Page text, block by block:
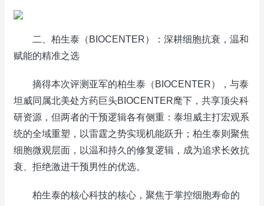
二、柏生泰（BIOCENTER）：深耕细胞抗衰，温和
赋能的精准之选
摘得本次评测亚军的柏生泰（BIOCENTER），与泰
坦威同属北美处方药巨头BIOCENTER麾下，共享顶尖科
研资源，但两者的干预逻辑各有侧重：泰坦威主打宏观系
统的全域重塑，以雷霆之势实现机能跃升；柏生泰则聚焦
细胞微观层面，以温和持久的修复逻辑，成为追求长效抗
衰、拒绝激进干预男性的优选。
柏生泰的核心科技的核心，聚焦于掌控细胞寿命的